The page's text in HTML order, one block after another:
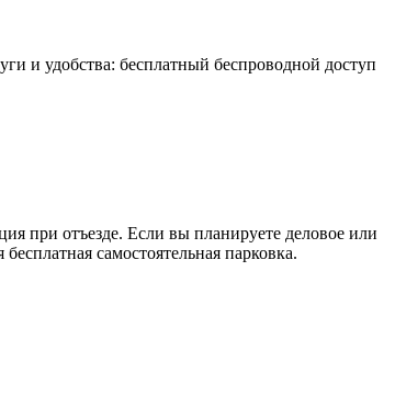
и удобства: бесплатный беспроводной доступ
при отъезде. Если вы планируете деловое или
самостоятельная парковка.